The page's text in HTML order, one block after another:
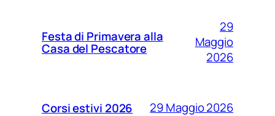
Festa di Primavera alla
Casa del Pescatore
29
Maggio
2026
Corsi estivi 2026 29 Maggio 2026